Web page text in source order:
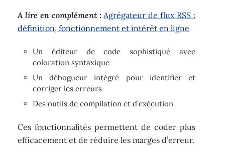
A lire en complément : Agrégateur de flux RSS :
définition, fonctionnement et intérêt en ligne
Un éditeur de code sophistiqué avec
coloration syntaxique
Un débogueur intégré pour identifier et
corriger les erreurs
Des outils de compilation et d’exécution
Ces fonctionnalités permettent de coder plus
efficacement et de réduire les marges d’erreur.